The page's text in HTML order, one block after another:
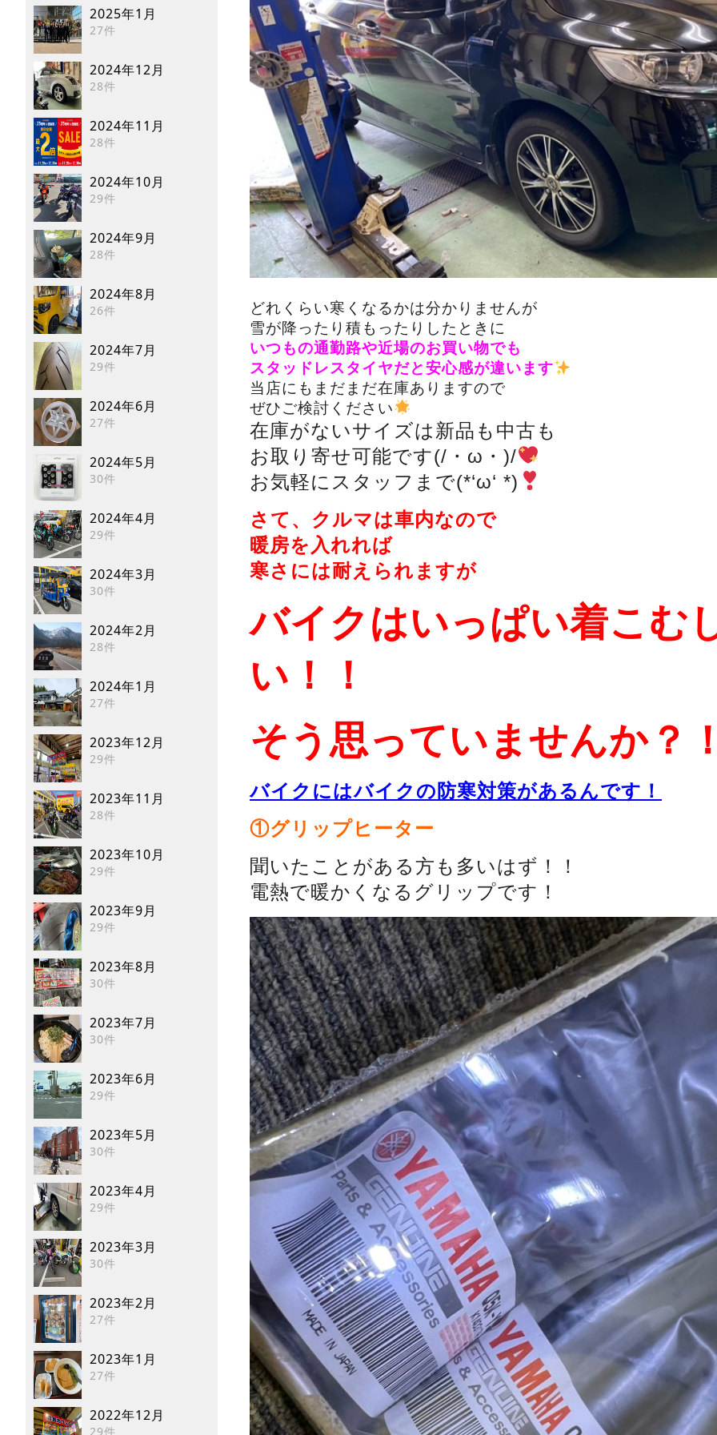
2025年1月
27件
2024年12月
28件
2024年11月
28件
2024年10月
29件
2024年9月
28件
2024年8月
26件
2024年7月
29件
2024年6月
27件
2024年5月
30件
2024年4月
29件
2024年3月
30件
2024年2月
28件
2024年1月
27件
2023年12月
29件
2023年11月
28件
2023年10月
29件
2023年9月
29件
2023年8月
30件
2023年7月
30件
2023年6月
29件
2023年5月
30件
2023年4月
29件
2023年3月
30件
2023年2月
27件
2023年1月
27件
2022年12月
29件
どれくらい寒くなるかは分かりませんが
雪が降ったり積もったりしたときに
いつもの通勤路や近場のお買い物でも
スタッドレスタイヤだと安心感が違います
当店にもまだまだ在庫ありますので
ぜひご検討ください
在庫がないサイズは新品も中古も
お取り寄せ可能です(/・ω・)/
お気軽にスタッフまで(*‘ω‘ *)
さて、クルマは車内なので
暖房を入れれば
寒さには耐えられますが
バイクはいっぱい着こむ
い！！
そう思っていませんか？
バイクにはバイクの防寒対策があるんです！
①グリップヒーター
聞いたことがある方も多いはず！！
電熱で暖かくなるグリップです！